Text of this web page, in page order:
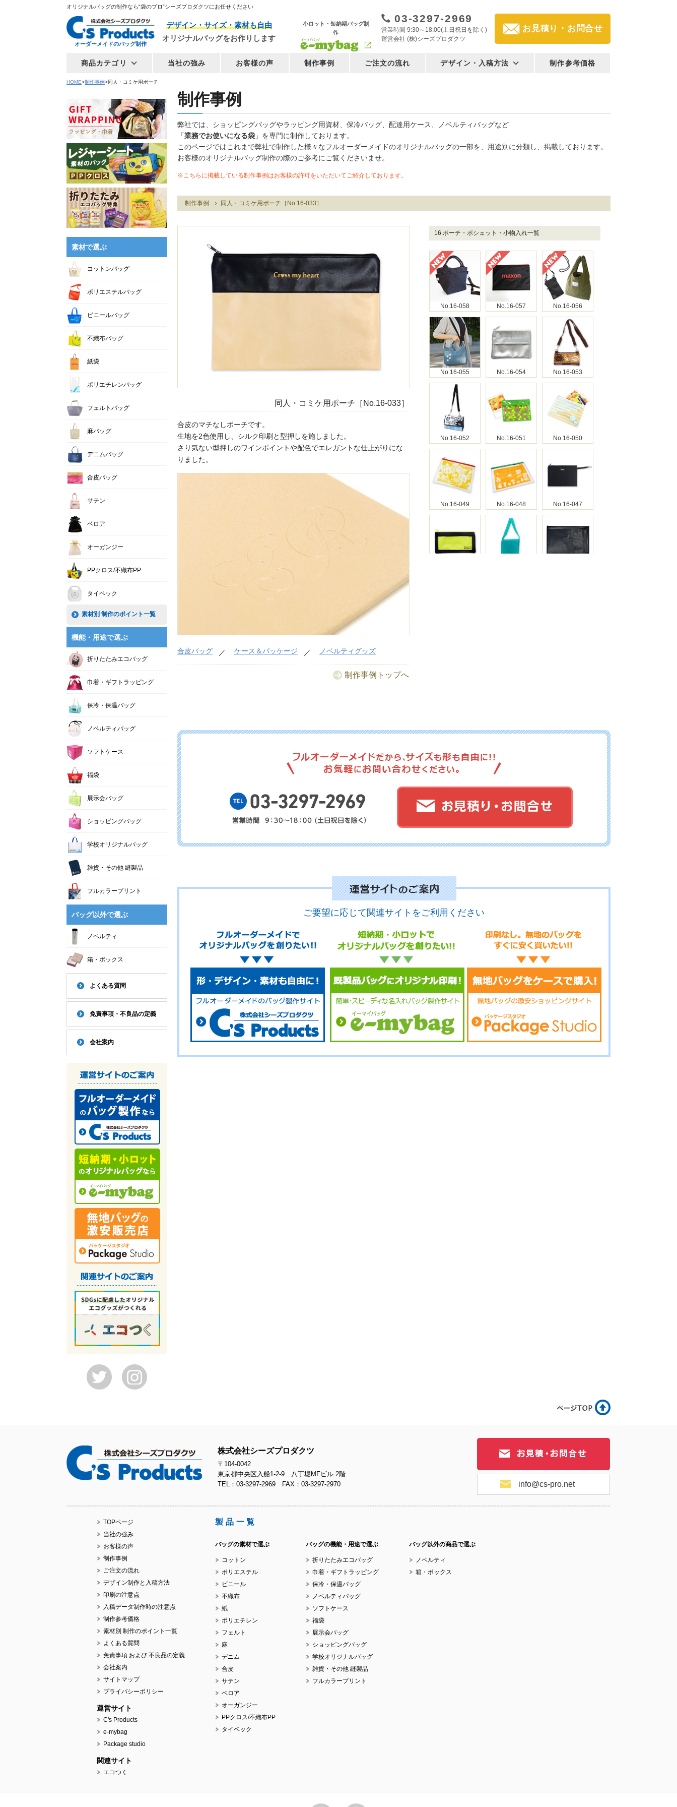
オリジナルバッグの制作なら“袋のプロ”シーズプロダクツにお任せください
オーダーメイドのバッグ制作
デザイン・サイズ・素材も自由
オリジナルバッグをお作りします
小ロット・短納期バッグ制
作
03-3297-2969
営業時間 9:30～18:00(土日祝日を除く)
運営会社 (株)シーズプロダクツ
お見積り・お問合せ
商品カテゴリ 当社の強み お客様の声 制作事例 ご注文の流れ デザイン・入稿方法 制作参考価格
HOME 制作事例 同人・コミケ用ポーチ
制作事例
弊社では、ショッピングバッグやラッピング用資材、保冷バッグ、配達用ケース、ノベルティバッグなど
「業務でお使いになる袋 」を専門に制作しております。
このページではこれまで弊社で制作した様々なフルオーダーメイドのオリジナルバッグの一部を、用途別に分類し、掲載しております。
お客様のオリジナルバッグ制作の際のご参考にご覧くださいませ。
※こちらに掲載している制作事例はお客様の許可をいただいてご紹介しております。
制作事例 同人・コミケ用ポーチ［No.16-033］
同人・コミケ用ポーチ［No.16-033］
合皮のマチなしポーチです。
生地を2色使用し、シルク印刷と型押しを施しました。
さり気ない型押しのワインポイントや配色でエレガントな仕上がりにな
りました。
合皮バッグ ケース＆パッケージ ノベルティグッズ
制作事例トップへ
16.ポーチ・ポシェット・小物入れ一覧
No.16-058 No.16-057 No.16-056
No.16-055 No.16-054 No.16-053
No.16-052 No.16-051 No.16-050
No.16-049 No.16-048 No.16-047
No.16-036 No.16-035
No.16-030
No.16-025 No.16-024 No.16-023
No.16-022 No.16-021 No.16-019
ご要望に応じて関連サイトをご利用ください
素材で選ぶ
コットンバッグ
ポリエステルバッグ
ビニールバッグ
不織布バッグ
紙袋
ポリエチレンバッグ
フェルトバッグ
麻バッグ
デニムバッグ
合皮バッグ
サテン
ベロア
オーガンジー
PPクロス/不織布PP
タイベック
素材別 制作のポイント一覧
機能・用途で選ぶ
折りたたみエコバッグ
巾着・ギフトラッピング
保冷・保温バッグ
ノベルティバッグ
ソフトケース
福袋
展示会バッグ
ショッピングバッグ
学校オリジナルバッグ
雑貨・その他 縫製品
フルカラープリント
バッグ以外で選ぶ
ノベルティ
箱・ボックス
よくある質問
免責事項・不良品の定義
会社案内
株式会社シーズプロダクツ
〒104-0042
東京都中央区入船1-2-9 八丁堀MFビル 2階
TEL：03-3297-2969 FAX：03-3297-2970
info@cs-pro.net
TOPページ
当社の強み
お客様の声
制作事例
ご注文の流れ
デザイン制作と入稿方法
印刷の注意点
入稿データ制作時の注意点
制作参考価格
素材別 制作のポイント一覧
よくある質問
免責事項 および 不良品の定義
会社案内
サイトマップ
プライバシーポリシー
運営サイト
C's Products
e-mybag
Package studio
関連サイト
エコつく
製品一覧
バッグの素材で選ぶ
コットン
ポリエステル
ビニール
不織布
紙
ポリエチレン
フェルト
麻
デニム
合皮
サテン
ベロア
オーガンジー
PPクロス/不織布PP
タイベック
バッグの機能・用途で選ぶ
折りたたみエコバッグ
巾着・ギフトラッピング
保冷・保温バッグ
ノベルティバッグ
ソフトケース
福袋
展示会バッグ
ショッピングバッグ
学校オリジナルバッグ
雑貨・その他 縫製品
フルカラープリント
バッグ以外の商品で選ぶ
ノベルティ
箱・ボックス